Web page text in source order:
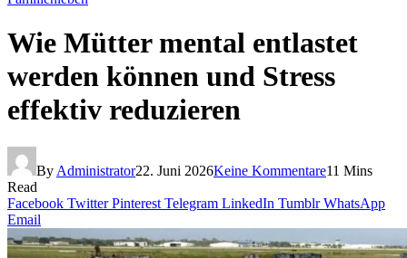
Wie Mütter mental entlastet
werden können und Stress
effektiv reduzieren
By Administrator22. Juni 2026Keine Kommentare11 Mins
Read
Facebook Twitter Pinterest Telegram LinkedIn Tumblr WhatsApp
Email